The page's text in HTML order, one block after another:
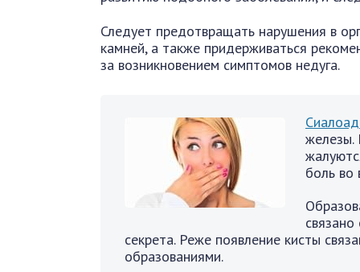
Следует предотвращать нарушения в
камней, а также придерживаться
за возникновением симптомов недуга.
железы.
боль во
секрета. Реже появление кисты
образованиями.